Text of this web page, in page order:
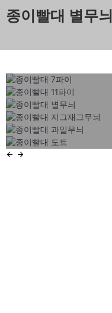
종이빨대 별무늬